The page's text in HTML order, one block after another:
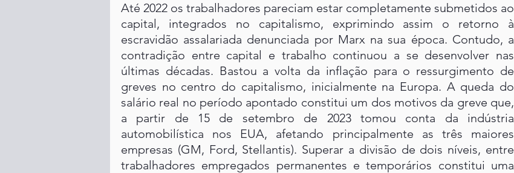
Até 2022 os trabalhadores pareciam estar completamente submetidos ao
capital, integrados no capitalismo, exprimindo assim o retorno à
escravidão assalariada denunciada por Marx na sua época. Contudo, a
contradição entre capital e trabalho continuou a se desenvolver nas
últimas décadas. Bastou a volta da inflação para o ressurgimento de
greves no centro do capitalismo, inicialmente na Europa. A queda do
salário real no período apontado constitui um dos motivos da greve que,
a partir de 15 de setembro de 2023 tomou conta da indústria
automobilística nos EUA, afetando principalmente as três maiores
empresas (GM, Ford, Stellantis). Superar a divisão de dois níveis, entre
trabalhadores empregados permanentes e temporários constitui uma